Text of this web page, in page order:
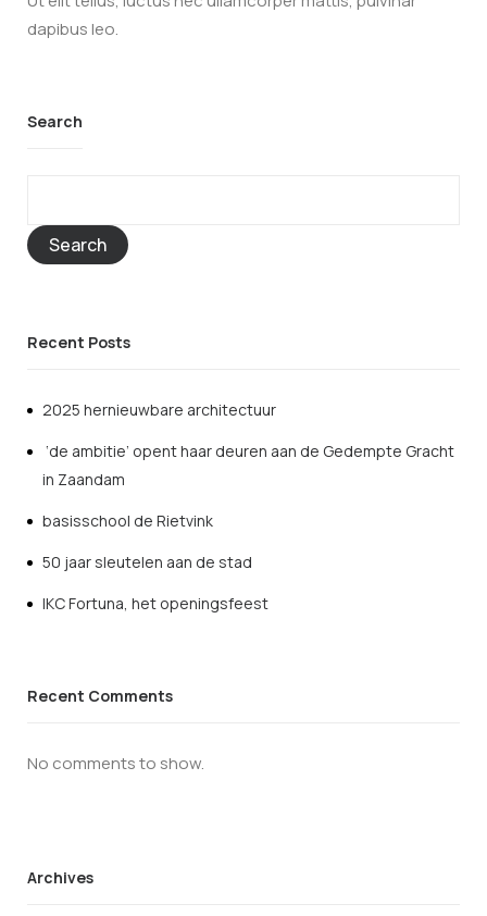
dapibus leo.
Search
Search
Recent Posts
2025 hernieuwbare architectuur
‘de ambitie’ opent haar deuren aan de Gedempte Gracht
in Zaandam
basisschool de Rietvink
50 jaar sleutelen aan de stad
IKC Fortuna, het openingsfeest
Recent Comments
No comments to show.
Archives